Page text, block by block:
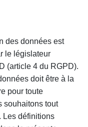
des données est
le législateur
(article 4 du RGPD).
doit être à la
pour toute
souhaitons tout
Les définitions